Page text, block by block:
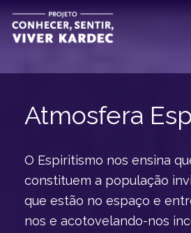
Atmosfera
O Espiritismo nos ensina
constituem a população
que estão no espaço e
nos e acotovelando-nos